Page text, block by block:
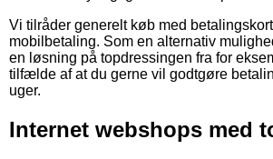
Vi tilråder generelt køb med
mobilbetaling. Som en alternativ
en løsning på topdressingen fra for
tilfælde af at du gerne vil godtgøre
uger.
Internet webshops med